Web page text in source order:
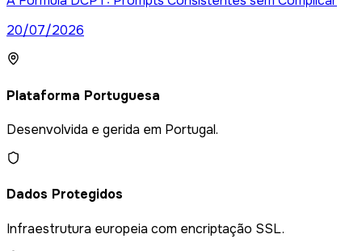
20/07/2026
Plataforma Portuguesa
Desenvolvida e gerida em Portugal.
Dados Protegidos
Infraestrutura europeia com encriptação SSL.